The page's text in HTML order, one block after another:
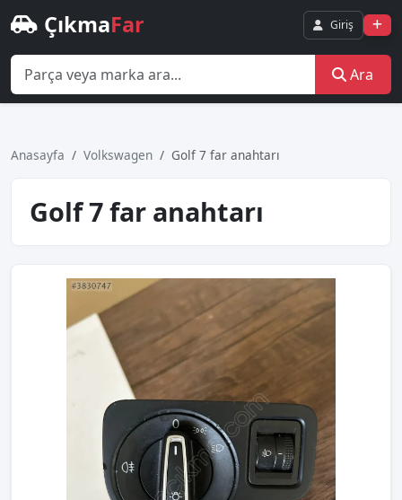
ÇıkmaFar Giriş
Ara
Anasayfa Volkswagen Golf 7 far anahtarı
Golf 7 far anahtarı